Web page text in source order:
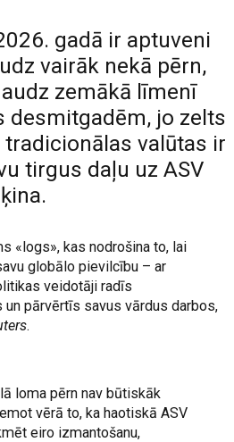
gadā ir aptuveni
vairāk nekā pērn,
zemākā līmenī
desmitgadēm, jo zelts
tradicionālas valūtas ir
tirgus daļu uz ASV
«logs», kas nodrošina to, lai
globālo pievilcību – ar
veidotāji radīs
pārvērtīs savus vārdus darbos,
.
loma pērn nav būtiskāk
vērā to, ka haotiskā ASV
eiro izmantošanu,